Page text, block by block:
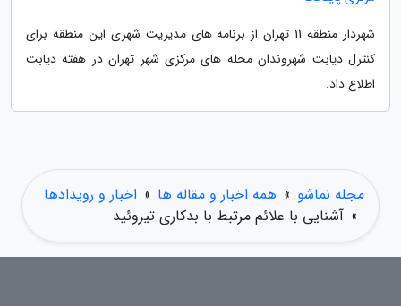
شهردار منطقه 11 تهران از برنامه های مدیریت شهری این منطقه برای
کنترل دیابت شهروندان محله های مرکزی شهر تهران در هفته دیابت
اطلاع داد.
مجله نماشو » همه اخبار و مقاله ها » اخبار و رویدادها
» آشنایی با علائم مرتبط با بدکاری تیروئید